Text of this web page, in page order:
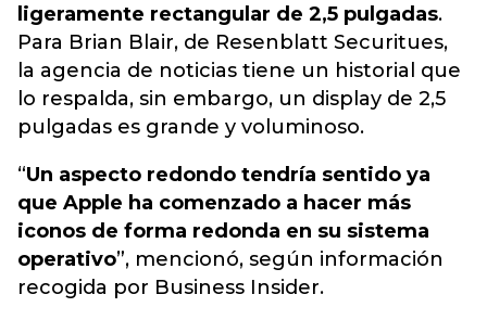
ligeramente rectangular de 2,5 pulgadas.
Para Brian Blair, de Resenblatt Securitues,
la agencia de noticias tiene un historial que
lo respalda, sin embargo, un display de 2,5
pulgadas es grande y voluminoso.
“Un aspecto redondo tendría sentido ya
que Apple ha comenzado a hacer más
iconos de forma redonda en su sistema
operativo”, mencionó, según información
recogida por Business Insider.